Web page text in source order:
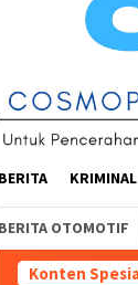
BERITA KRIMINAL
BERITA OTOMOTIF
Konten
Barat, dan